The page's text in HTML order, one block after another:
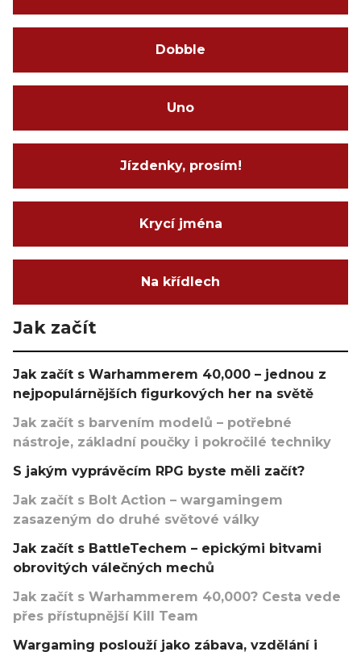
Dobble
Uno
Jízdenky, prosím!
Krycí jména
Na křídlech
Jak začít
Jak začít s Warhammerem 40,000 – jednou z
nejpopulárnějších figurkových her na světě
Jak začít s barvením modelů – potřebné
nástroje, základní poučky i pokročilé techniky
S jakým vyprávěcím RPG byste měli začít?
Jak začít s Bolt Action – wargamingem
zasazeným do druhé světové války
Jak začít s BattleTechem – epickými bitvami
obrovitých válečných mechů
Jak začít s Warhammerem 40,000? Cesta vede
přes přístupnější Kill Team
Wargaming poslouží jako zábava, vzdělání i